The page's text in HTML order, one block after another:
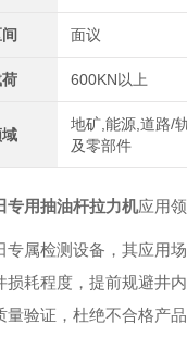
面议
600KN以上
地矿,能源,道路/
及零部件
专用抽油杆拉力机应用
专属检测设备，其应用
损耗程度，提前规避井
量验证，杜绝不合格产